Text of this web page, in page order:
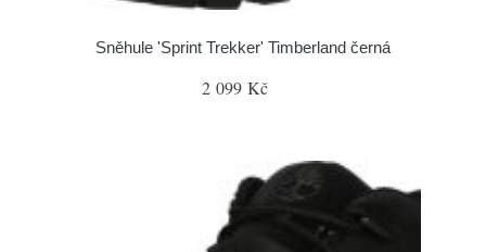
Sněhule 'Sprint Trekker' Timberland černá
2 099 Kč